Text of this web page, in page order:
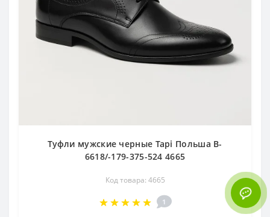
Туфли мужские черные Tapi Польша B-
6618/-179-375-524 4665
Код товара: 4665
1